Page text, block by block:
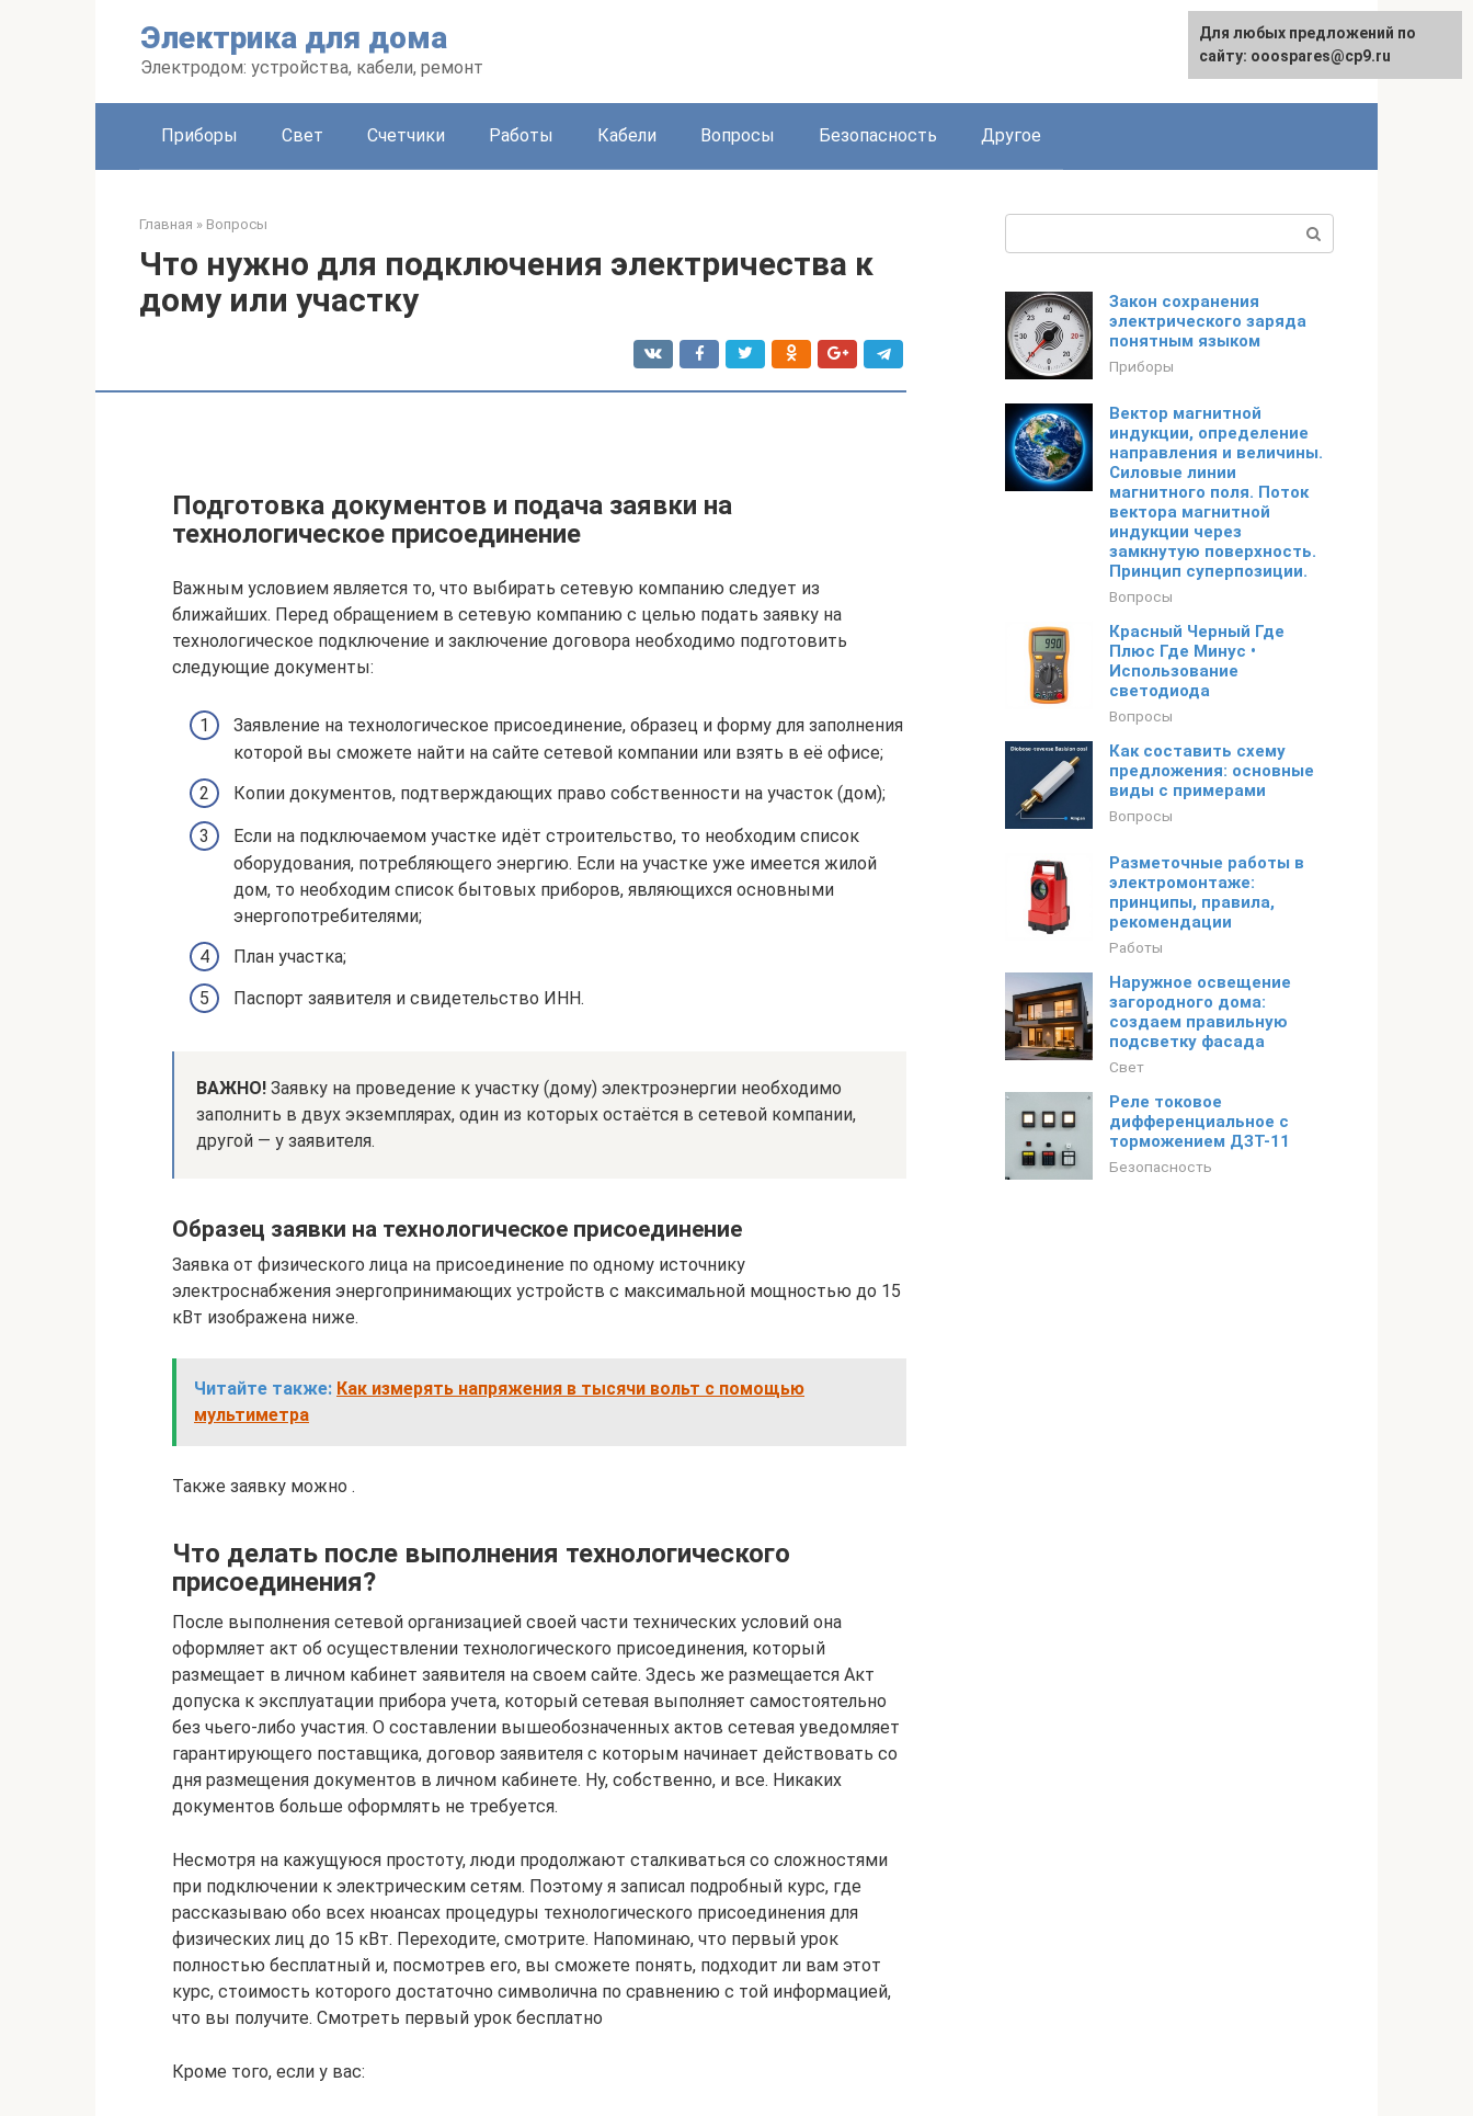
Электрика для дома
Электродом: устройства, кабели, ремонт
English
Приборы Свет Счетчики Работы Кабели Вопросы Безопасность Другое
Главная » Вопросы
Что нужно для подключения электричества к
дому или участку
Подготовка документов и подача заявки на
технологическое присоединение
Важным условием является то, что выбирать сетевую компанию следует из
ближайших. Перед обращением в сетевую компанию с целью подать заявку на
технологическое подключение и заключение договора необходимо подготовить
следующие документы:
Заявление на технологическое присоединение, образец и форму для заполнения
которой вы сможете найти на сайте сетевой компании или взять в её офисе;
Копии документов, подтверждающих право собственности на участок (дом);
Если на подключаемом участке идёт строительство, то необходим список
оборудования, потребляющего энергию. Если на участке уже имеется жилой
дом, то необходим список бытовых приборов, являющихся основными
энергопотребителями;
План участка;
Паспорт заявителя и свидетельство ИНН.
ВАЖНО! Заявку на проведение к участку (дому) электроэнергии необходимо
заполнить в двух экземплярах, один из которых остаётся в сетевой компании,
другой — у заявителя.
Образец заявки на технологическое присоединение
Заявка от физического лица на присоединение по одному источнику
электроснабжения энергопринимающих устройств с максимальной мощностью до 15
кВт изображена ниже.
Читайте также: Как измерять напряжения в тысячи вольт с помощью
мультиметра
Также заявку можно .
Что делать после выполнения технологического
присоединения?
После выполнения сетевой организацией своей части технических условий она
оформляет акт об осуществлении технологического присоединения, который
размещает в личном кабинет заявителя на своем сайте. Здесь же размещается Акт
допуска к эксплуатации прибора учета, который сетевая выполняет самостоятельно
без чьего-либо участия. О составлении вышеобозначенных актов сетевая уведомляет
гарантирующего поставщика, договор заявителя с которым начинает действовать со
дня размещения документов в личном кабинете. Ну, собственно, и все. Никаких
документов больше оформлять не требуется.
Несмотря на кажущуюся простоту, люди продолжают сталкиваться со сложностями
при подключении к электрическим сетям. Поэтому я записал подробный курс, где
рассказываю обо всех нюансах процедуры технологического присоединения для
физических лиц до 15 кВт. Переходите, смотрите. Напоминаю, что первый урок
полностью бесплатный и, посмотрев его, вы сможете понять, подходит ли вам этот
курс, стоимость которого достаточно символична по сравнению с той информацией,
что вы получите. Смотреть первый урок бесплатно
Кроме того, если у вас:
Закон сохранения
электрического заряда
понятным языком
Приборы
Вектор магнитной
индукции, определение
направления и величины.
Силовые линии
магнитного поля. Поток
вектора магнитной
индукции через
замкнутую поверхность.
Принцип суперпозиции.
Вопросы
Красный Черный Где
Плюс Где Минус •
Использование
светодиода
Вопросы
Как составить схему
предложения: основные
виды с примерами
Вопросы
Разметочные работы в
электромонтаже:
принципы, правила,
рекомендации
Работы
Наружное освещение
загородного дома:
создаем правильную
подсветку фасада
Свет
Реле токовое
дифференциальное с
торможением ДЗТ-11
Безопасность
Для любых предложений по
сайту: ooospares@cp9.ru